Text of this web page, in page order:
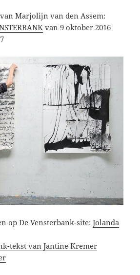
Marjolijn van den Assem:
van 9 oktober 2016
op De Vensterbank-site:Jolanda
tekst van Jantine Kremer